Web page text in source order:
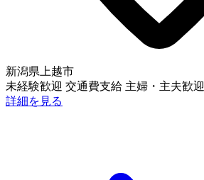
新潟県上越市
未経験歓迎 交通費支給 主婦・主夫歓迎
詳細を見る